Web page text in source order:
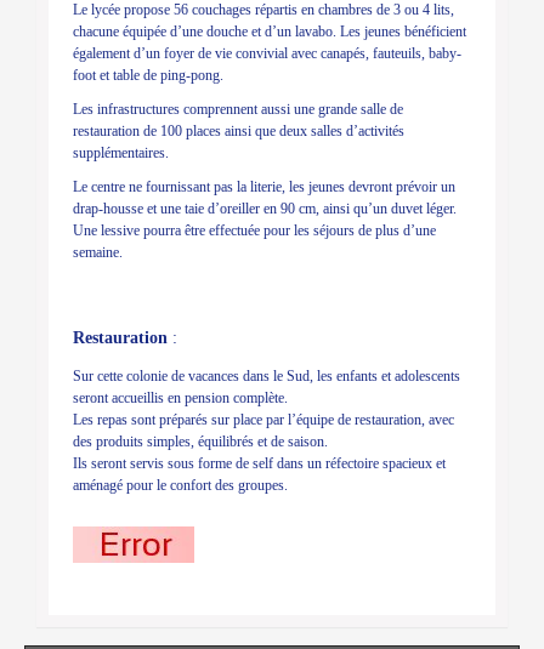
Le lycée propose 56 couchages répartis en chambres de 3 ou 4 lits,
chacune équipée d’une douche et d’un lavabo. Les jeunes bénéficient
également d’un foyer de vie convivial avec canapés, fauteuils, baby-
foot et table de ping-pong.
Les infrastructures comprennent aussi une grande salle de
restauration de 100 places ainsi que deux salles d’activités
supplémentaires.
Le centre ne fournissant pas la literie, les jeunes devront prévoir un
drap-housse et une taie d’oreiller en 90 cm, ainsi qu’un duvet léger.
Une lessive pourra être effectuée pour les séjours de plus d’une
semaine.
Restauration :
Sur cette colonie de vacances dans le Sud, les enfants et adolescents
seront accueillis en pension complète.
Les repas sont préparés sur place par l’équipe de restauration, avec
des produits simples, équilibrés et de saison.
Ils seront servis sous forme de self dans un réfectoire spacieux et
aménagé pour le confort des groupes.